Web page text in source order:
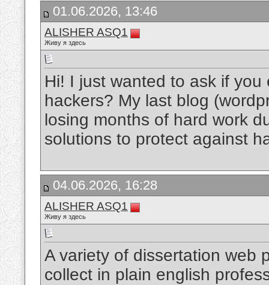
01.06.2026, 13:46
ALISHER ASQ1
Живу я здесь
Hi! I just wanted to ask if
hackers? My last blog
losing months of hard work
solutions to protect against
04.06.2026, 16:28
ALISHER ASQ1
Живу я здесь
A variety of dissertation web
collect in plain english